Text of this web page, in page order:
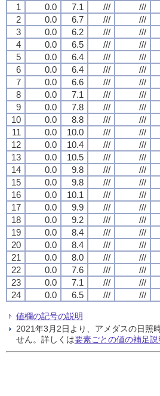
1
0.0 7.1 /// ///
2
0.0 6.7 /// ///
3
0.0 6.2 /// ///
4
0.0 6.5 /// ///
5
0.0 6.4 /// ///
6
0.0 6.4 /// ///
7
0.0 6.6 /// ///
8
0.0 7.1 /// ///
9
0.0 7.8 /// ///
10
0.0 8.8 /// ///
11
0.0 10.0 /// ///
12
0.0 10.4 /// ///
13
0.0 10.5 /// ///
14
0.0 9.8 /// ///
15
0.0 9.8 /// ///
16
0.0 10.1 /// ///
17
0.0 9.9 /// ///
18
0.0 9.2 /// ///
19
0.0 8.4 /// ///
20
0.0 8.4 /// ///
21
0.0 8.0 /// ///
22
0.0 7.6 /// ///
23
0.0 7.1 /// ///
24
0.0 6.5 /// ///
値欄の記号の説明
2021年3月2日より、アメダスの日照
せん。詳しくは要素ごとの値の補足説